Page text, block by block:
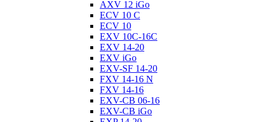
AXV 12 iGo
ECV 10 C
ECV 10
EXV 10C-16C
EXV 14-20
EXV iGo
EXV-SF 14-20
FXV 14-16 N
FXV 14-16
EXV-CB 06-16
EXV-CB iGo